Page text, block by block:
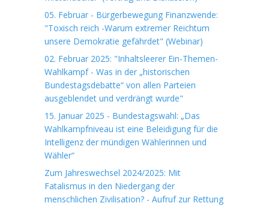
05. Februar - Bürgerbewegung Finanzwende:
"Toxisch reich -Warum extremer Reichtum
unsere Demokratie gefährdet" (Webinar)
02. Februar 2025: "Inhaltsleerer Ein-Themen-
Wahlkampf - Was in der „historischen
Bundestagsdebatte“ von allen Parteien
ausgeblendet und verdrängt wurde"
15. Januar 2025 - Bundestagswahl: „Das
Wahlkampfniveau ist eine Beleidigung für die
Intelligenz der mündigen Wählerinnen und
Wähler“
Zum Jahreswechsel 2024/2025: Mit
Fatalismus in den Niedergang der
menschlichen Zivilisation? - Aufruf zur Rettung